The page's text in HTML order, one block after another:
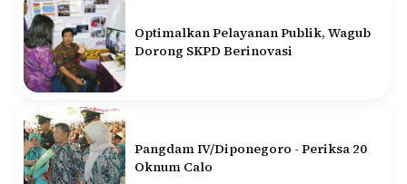
Optimalkan Pelayanan Publik, Wagub
Dorong SKPD Berinovasi
Pangdam IV/Diponegoro - Periksa 20
Oknum Calo